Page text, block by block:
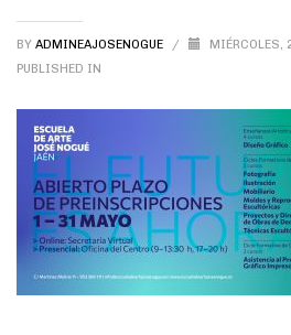
BY ADMINEAJOSENOGUE / MIÉRCOLES,
PUBLISHED IN